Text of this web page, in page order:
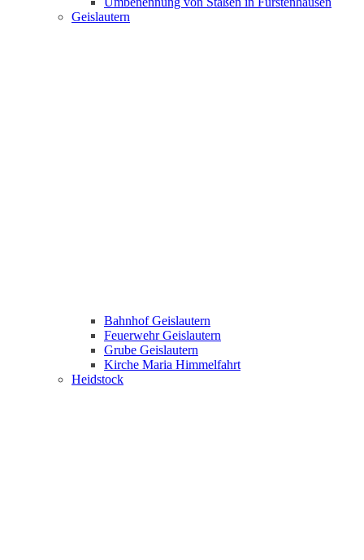
Geislautern
Bahnhof Geislautern
Feuerwehr Geislautern
Grube Geislautern
Kirche Maria Himmelfahrt
Heidstock